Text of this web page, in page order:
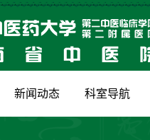
新闻动态 科室导航